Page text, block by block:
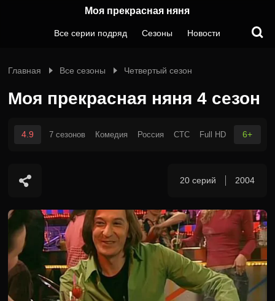
Моя прекрасная няня
Все серии подряд Сезоны Новости
Главная Все сезоны Четвертый сезон
Моя прекрасная няня 4 сезон
4.9 7 сезонов Комедия Россия СТС Full HD 6+
20 серий 2004